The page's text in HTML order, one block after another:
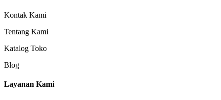
Kontak Kami
Tentang Kami
Katalog Toko
Blog
Layanan Kami